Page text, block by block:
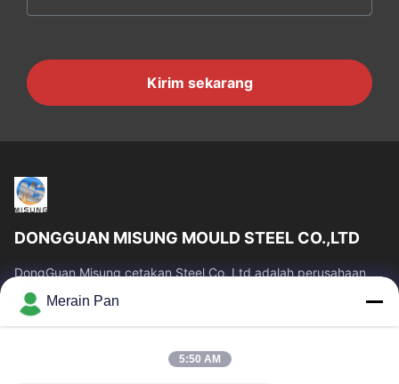
Kirim sekarang
DONGGUAN MISUNG MOULD STEEL CO.,LTD
DongGuan Misung cetakan Steel Co, Ltd adalah perusahaan
terkemuka pasokan baja mati plastik, baja kerja panas, baja
kerja dingin, baja struktural...
Tautan Cepat
Produk
Merain Pan
5:50 AM